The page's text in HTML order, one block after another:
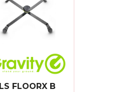
LS FLOORX B